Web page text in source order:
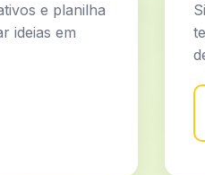
e planilha
ideias em